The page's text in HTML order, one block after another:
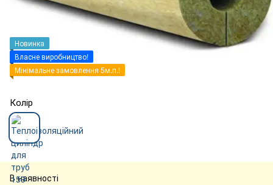
Новинка
Власне виробництво!
Мінімальне замовлення 5м.п.!
Колір
В наявності